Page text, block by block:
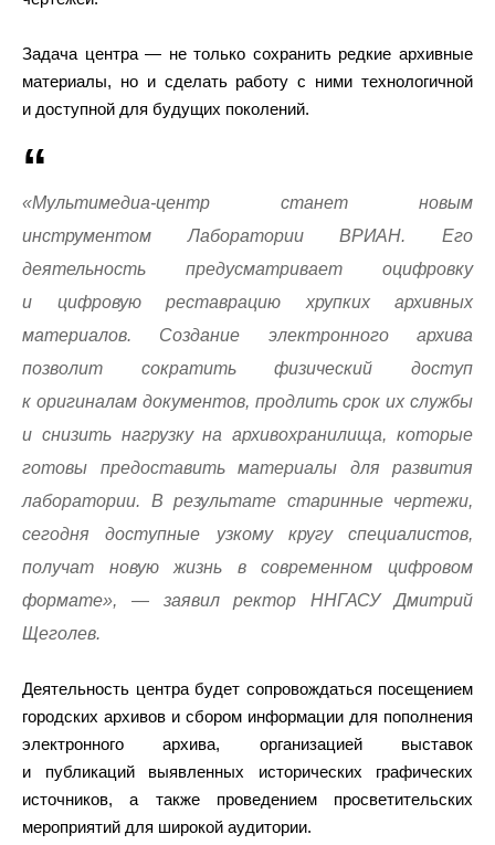
Задача центра — не только сохранить редкие архивные
материалы, но и сделать работу с ними технологичной
и доступной для будущих поколений.
«Мультимедиа-центр станет новым
инструментом Лаборатории ВРИАН. Его
деятельность предусматривает оцифровку
и цифровую реставрацию хрупких архивных
материалов. Создание электронного архива
позволит сократить физический доступ
к оригиналам документов, продлить срок их службы
и снизить нагрузку на архивохранилища, которые
готовы предоставить материалы для развития
лаборатории. В результате старинные чертежи,
сегодня доступные узкому кругу специалистов,
получат новую жизнь в современном цифровом
формате», — заявил ректор ННГАСУ Дмитрий
Щеголев.
Деятельность центра будет сопровождаться посещением
городских архивов и сбором информации для пополнения
электронного архива, организацией выставок
и публикаций выявленных исторических графических
источников, а также проведением просветительских
мероприятий для широкой аудитории.